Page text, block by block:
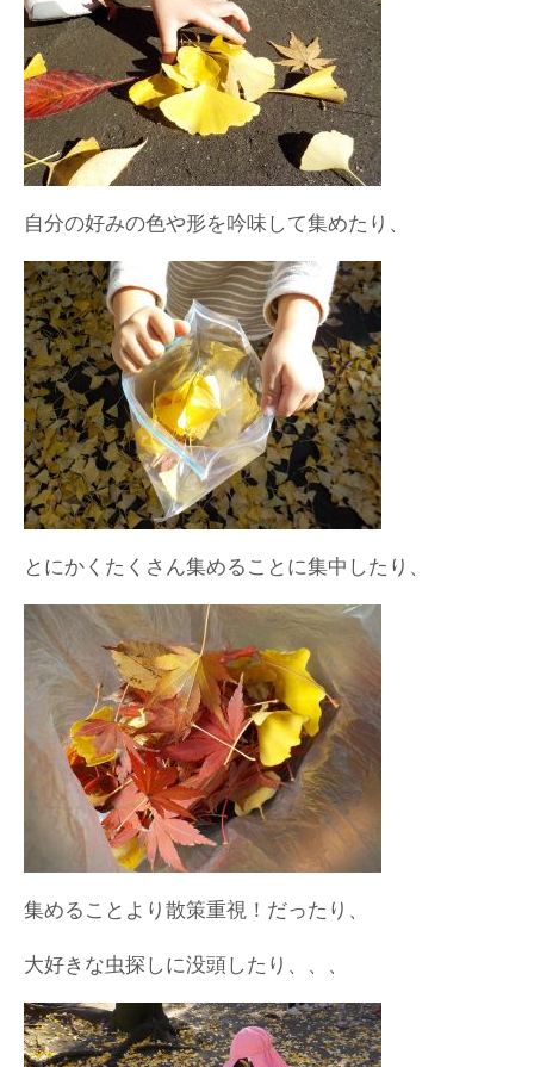
自分の好みの色や形を吟味して集めたり、
とにかくたくさん集めることに集中したり、
集めることより散策重視！だったり、
大好きな虫探しに没頭したり、、、